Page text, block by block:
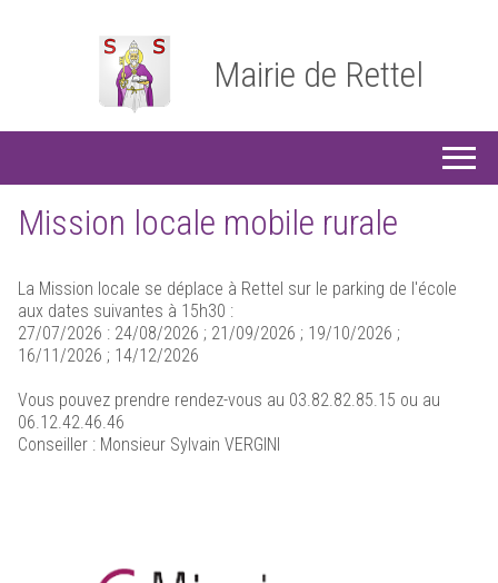
Mairie de Rettel
Mission locale mobile rurale
La Mission locale se déplace à Rettel sur le parking de l'école
aux dates suivantes à 15h30 :
27/07/2026 : 24/08/2026 ; 21/09/2026 ; 19/10/2026 ;
16/11/2026 ; 14/12/2026
Vous pouvez prendre rendez-vous au 03.82.82.85.15 ou au
06.12.42.46.46
Conseiller : Monsieur Sylvain VERGINI